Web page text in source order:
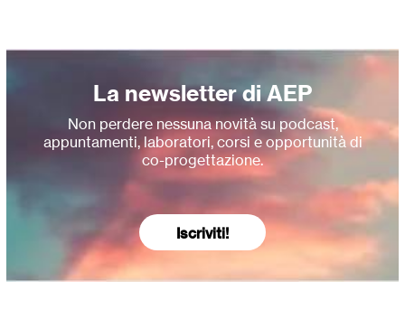
La newsletter di AEP
Non perdere nessuna novità su podcast,
appuntamenti, laboratori, corsi e opportunità di
co-progettazione.
Iscriviti!